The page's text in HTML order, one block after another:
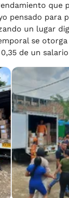
que
pensado para
un lugar
se
de un